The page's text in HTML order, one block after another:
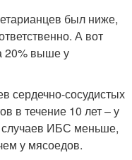
был ниже,
А вот
20% выше у
сердечно-сосудистых
в течение 10 лет – у
случаев ИБС меньше,
у мясоедов.